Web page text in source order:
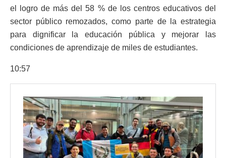
el logro de más del 58 % de los centros educativos del
sector público remozados, como parte de la estrategia
para dignificar la educación pública y mejorar las
condiciones de aprendizaje de miles de estudiantes.
10:57